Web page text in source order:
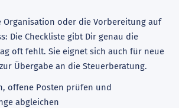
Organisation oder die Vorbereitung auf
Die Checkliste gibt Dir genau die
oft fehlt. Sie eignet sich auch für neue
Übergabe an die Steuerberatung.
offene Posten prüfen und
abgleichen